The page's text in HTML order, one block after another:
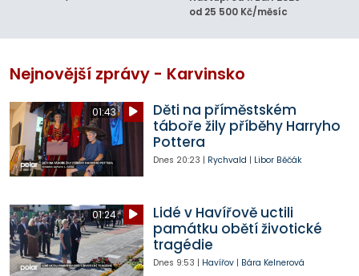
od 25 500 Kč/měsíc
Nejnovější zprávy - Karvinsko
01:43
Děti na příměstském
táboře žily příběhy Harryho
Pottera
Dnes 20:23 | Rychvald | Libor Běčák
01:24
Lidé v Havířově uctili
památku obětí životické
tragédie
Dnes 9:53 | Havířov| Bára Kelnerová